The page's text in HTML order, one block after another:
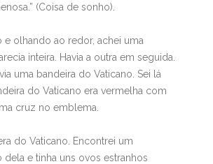
(Coisa de sonho).
e olhando ao redor, achei uma
inteira. Havia a outra em seguida.
uma bandeira do Vaticano. Sei lá
do Vaticano era vermelha com
cruz no emblema.
do Vaticano. Encontrei um
e tinha uns ovos estranhos